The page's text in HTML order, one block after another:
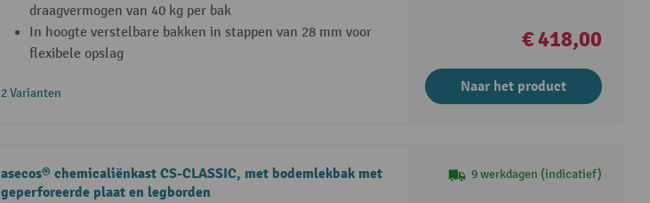
draagvermogen van 40 kg per bak
In hoogte verstelbare bakken in stappen van 28 mm voor
flexibele opslag
2 Varianten
€ 418,00
Naar het product
asecos® chemicaliënkast CS-CLASSIC, met bodemlekbak met
geperforeerde plaat en legborden
9 werkdagen (indicatief)